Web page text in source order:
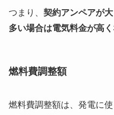
つまり、 契約アンペアが
多い場合は電気料金が高く
燃料費調整額
燃料費調整額は、発電に